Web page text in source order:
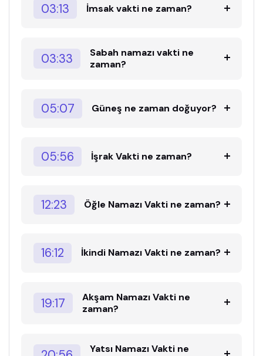
03:13 İmsak vakti ne zaman?
03:33
Sabah namazı vakti ne
zaman?
05:07 Güneş ne zaman doğuyor?
05:56 İşrak Vakti ne zaman?
12:23 Öğle Namazı Vakti ne zaman?
16:12 İkindi Namazı Vakti ne zaman?
19:17
Akşam Namazı Vakti ne
zaman?
Yatsı Namazı Vakti ne